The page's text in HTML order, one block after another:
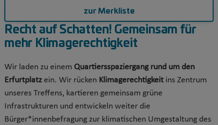
Recht auf Schatten! Gemeinsam für
mehr Klimagerechtigkeit
Wir laden zu einem Quartiersspaziergang rund um den
Erfurtplatz ein. Wir rücken Klimagerechtigkeit ins Zentrum
unseres Treffens, kartieren gemeinsam grüne
Infrastrukturen und entwickeln weiter die
Bürger*innenbefragung zur klimatischen Umgestaltung des
zur Merkliste